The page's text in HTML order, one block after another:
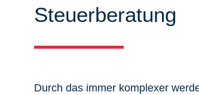
Steuerberatung
Durch das immer komplexer